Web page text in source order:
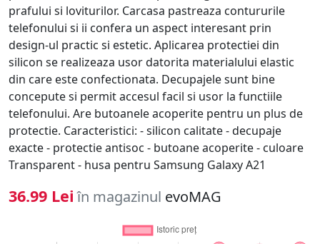
prafului si loviturilor. Carcasa pastreaza contururile
telefonului si ii confera un aspect interesant prin
design-ul practic si estetic. Aplicarea protectiei din
silicon se realizeaza usor datorita materialului elastic
din care este confectionata. Decupajele sunt bine
concepute si permit accesul facil si usor la functiile
telefonului. Are butoanele acoperite pentru un plus de
protectie. Caracteristici: - silicon calitate - decupaje
exacte - protectie antisoc - butoane acoperite - culoare
Transparent - husa pentru Samsung Galaxy A21
36.99 Lei în magazinul evoMAG